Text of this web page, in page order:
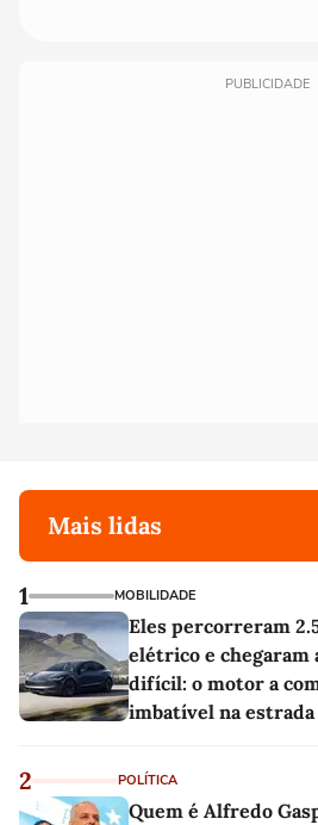
PUBLICIDADE
Mais lidas
1 MOBILIDADE
Eles percorreram
elétrico e chegaram
difícil: o motor a
imbatível na estrada
2 POLÍTICA
Quem é Alfredo